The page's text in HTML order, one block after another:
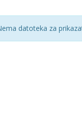
datoteka za